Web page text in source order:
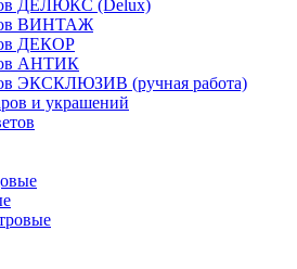
ДЕЛЮКС (Delux)
ВИНТАЖ
ДЕКОР
АНТИК
ЭКСКЛЮЗИВ (ручная работа)
и украшений